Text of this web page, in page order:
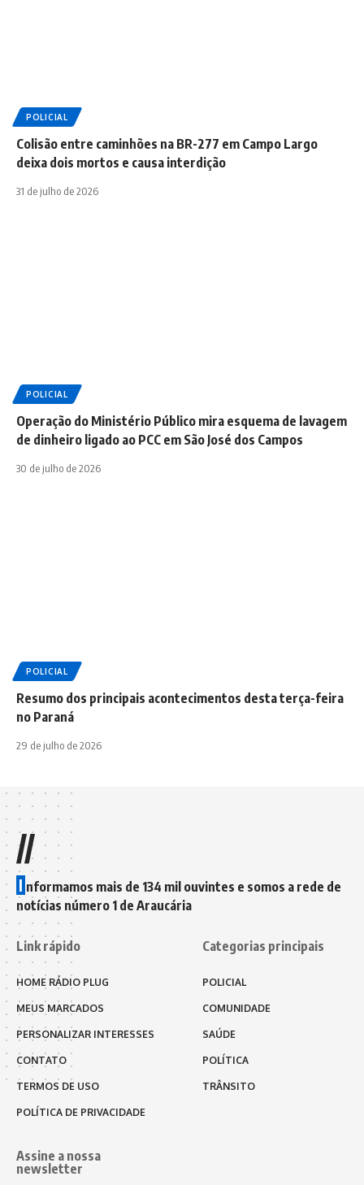
POLICIAL
Colisão entre caminhões na BR-277 em Campo Largo
deixa dois mortos e causa interdição
31 de julho de 2026
POLICIAL
Operação do Ministério Público mira esquema de lavagem
de dinheiro ligado ao PCC em São José dos Campos
30 de julho de 2026
POLICIAL
Resumo dos principais acontecimentos desta terça-feira
no Paraná
29 de julho de 2026
//
I nformamos mais de 134 mil ouvintes e somos a rede de
notícias número 1 de Araucária
Link rápido
HOME RÁDIO PLUG
MEUS MARCADOS
PERSONALIZAR INTERESSES
CONTATO
TERMOS DE USO
POLÍTICA DE PRIVACIDADE
Categorias principais
POLICIAL
COMUNIDADE
SAÚDE
POLÍTICA
TRÂNSITO
Assine a nossa
newsletter